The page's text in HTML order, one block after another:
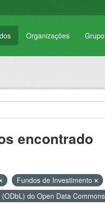
Organizações
encontrado
Fundos de Investimento
do Open Data Commons